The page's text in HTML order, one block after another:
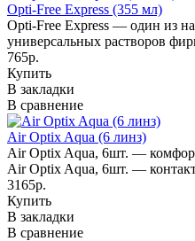
Opti-Free Express (355 мл)
Opti-Free Express — один из
универсальных растворов
765р.
Купить
В закладки
В сравнение
Air Optix Aqua (6 линз)
Air Optix Aqua, 6шт. —
Air Optix Aqua, 6шт. —
3165р.
Купить
В закладки
В сравнение